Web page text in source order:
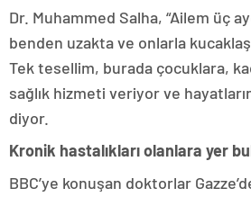
Dr. Muhammed Salha, “Ailem üç
benden uzakta ve onlarla
Tek tesellim, burada çocuklara,
sağlık hizmeti veriyor ve
diyor.
Kronik hastalıkları olanlara yer
BBC’ye konuşan doktorlar